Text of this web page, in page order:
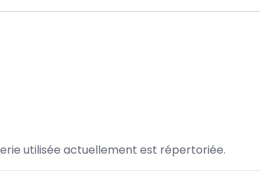
utilisée actuellement est répertoriée.